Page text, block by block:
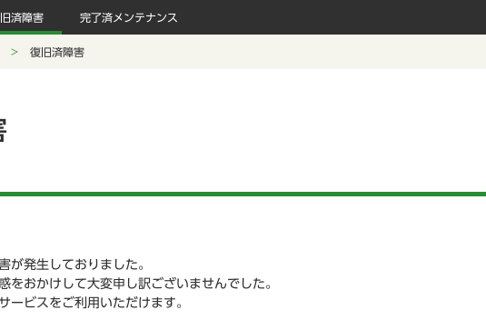
済障害 完了済メンテナンス
復旧済障害
が発生しておりました。
をおかけして大変申し訳ございませんでした。
ービスをご利用いただけます。